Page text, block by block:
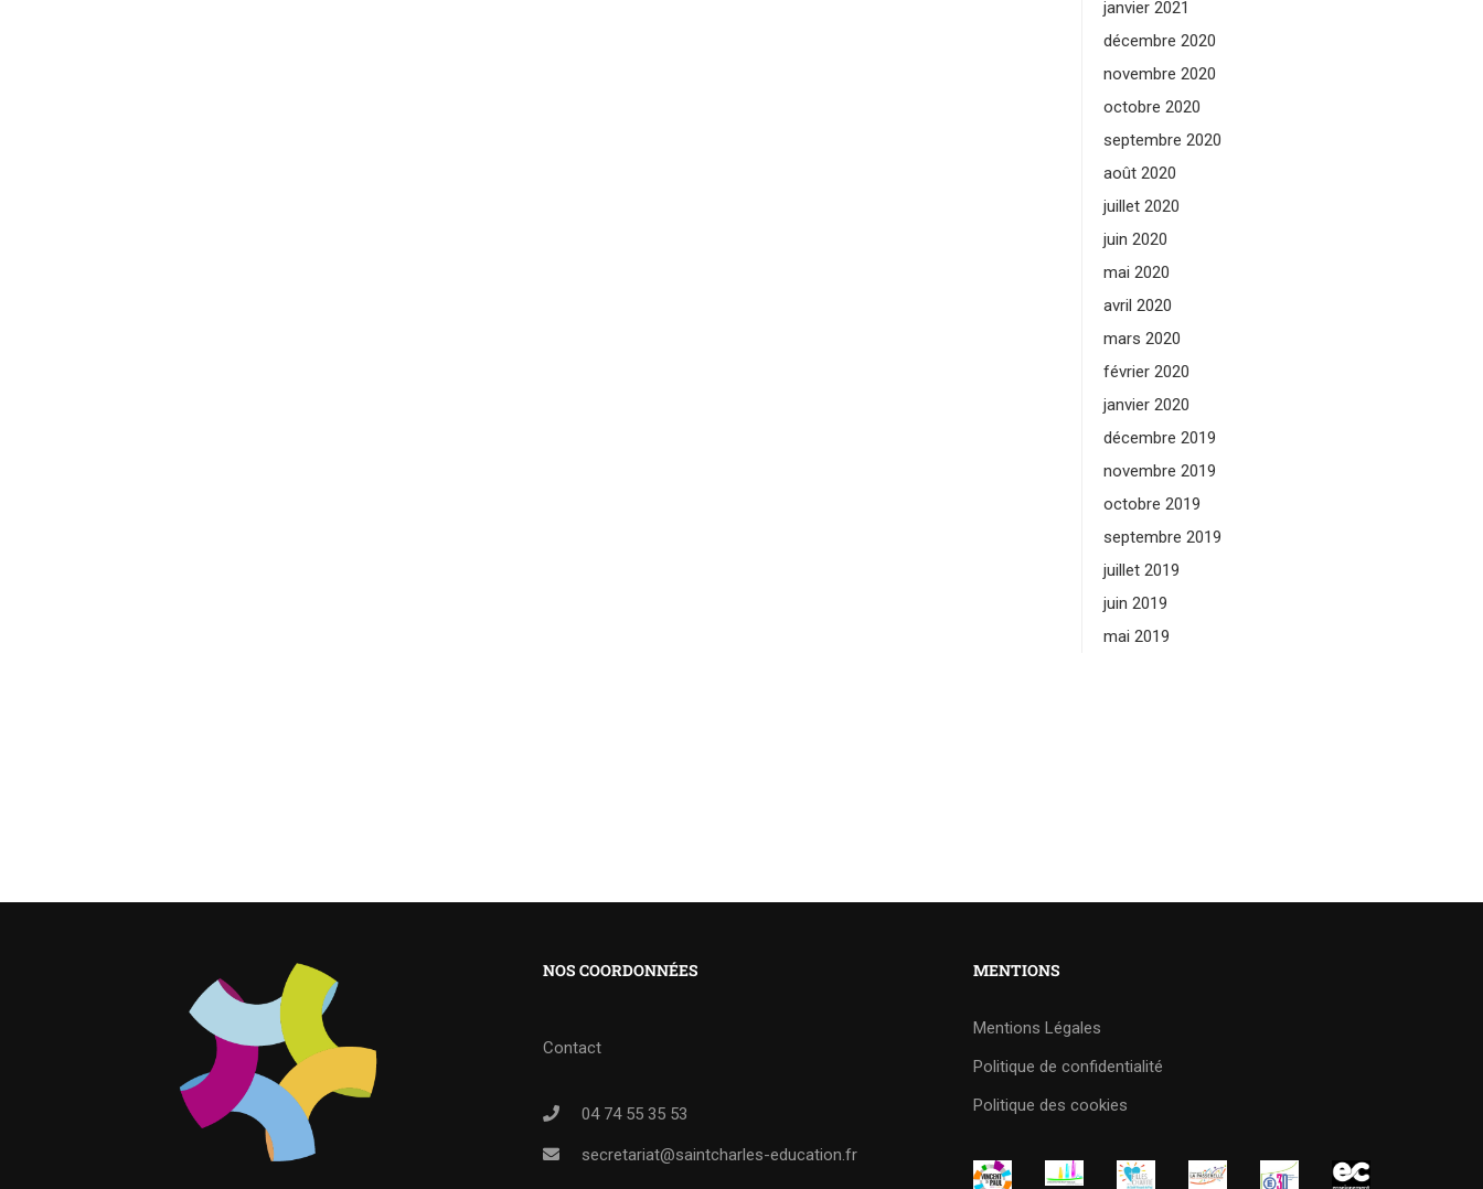
janvier 2021
décembre 2020
novembre 2020
octobre 2020
septembre 2020
août 2020
juillet 2020
juin 2020
mai 2020
avril 2020
mars 2020
février 2020
janvier 2020
décembre 2019
novembre 2019
octobre 2019
septembre 2019
juillet 2019
juin 2019
mai 2019
NOS COORDONNÉES
Contact
04 74 55 35 53
secretariat@saintcharles-education.fr
MENTIONS
Mentions Légales
Politique de confidentialité
Politique des cookies